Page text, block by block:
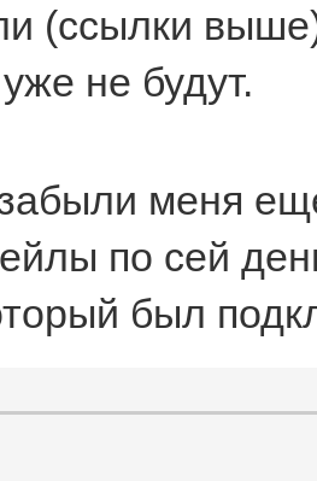
(ссылки
не будут.
меня
по сей
был